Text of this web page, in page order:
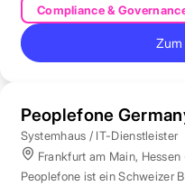
Compliance &
Peoplefone
Systemhaus / IT-Dienstleister
Frankfurt am Main, Hessen
Peoplefone ist ein Schweizer